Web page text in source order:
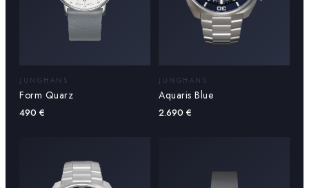
JUNGHANS
Form Quarz
490 €
JUNGHANS
Aquaris Blue
2.690 €